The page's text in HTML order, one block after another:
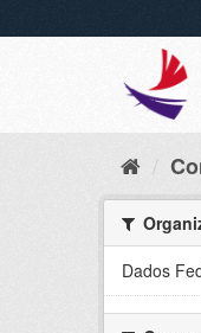
Dados